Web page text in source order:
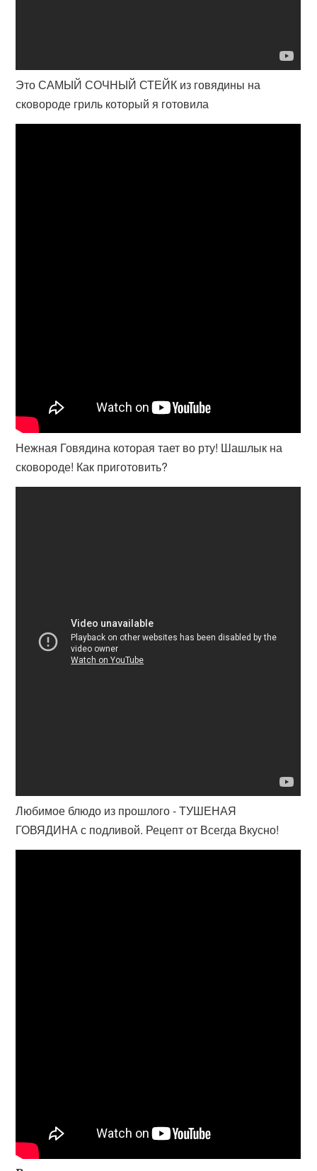
Это САМЫЙ СОЧНЫЙ СТЕЙК из говядины на
сковороде гриль который я готовила
Нежная Говядина которая тает во рту! Шашлык на
сковороде! Как приготовить?
Любимое блюдо из прошлого - ТУШЕНАЯ
ГОВЯДИНА с подливой. Рецепт от Всегда Вкусно!